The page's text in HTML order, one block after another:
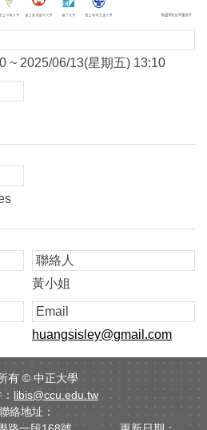
~ 2025/06/13(星期五) 13:10
聯絡人
黃小姐
Email
huangsisley@gmail.com
有 © 中正大學
libis@ccu.edu.tw
絡地址：